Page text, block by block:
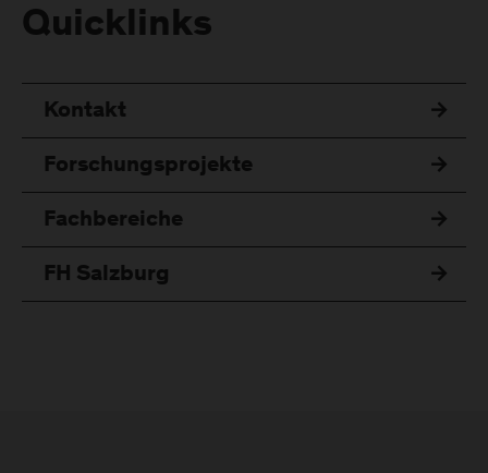
Quicklinks
Kontakt
Forschungsprojekte
Fachbereiche
FH Salzburg